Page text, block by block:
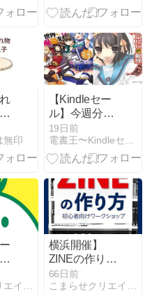
50％OFF「宇
んがり帽子の
アトリエ」参
戦!!(8/5まで)
無印
【Kindleセー
ル】今週分
(7/21～)のフェ
ア一覧!!無料～
50％OFF「こ
ァミレス行
こ」参戦!!
(7/30まで)
19日前
横浜開催】
ZINEの作り方
｜初心者向け
ワークショッ
66日前